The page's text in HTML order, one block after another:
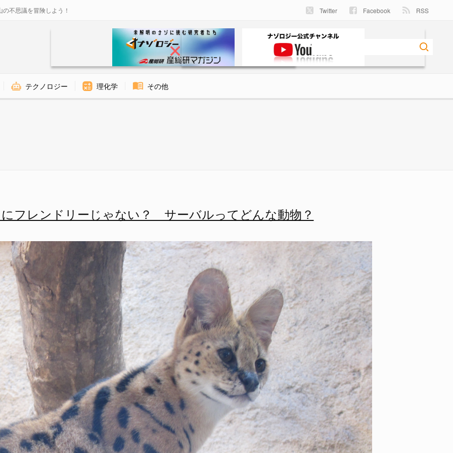
不思議を冒険しよう！ Twitter Facebook RSS
テクノロジー 理化学 その他
フレンドリーじゃない？ サーバルってどんな動物？